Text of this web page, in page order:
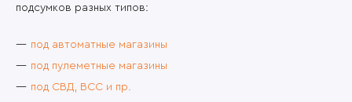
подсумков разных типов:
под автоматные магазины
под пулеметные магазины
под СВД, ВСС и пр.